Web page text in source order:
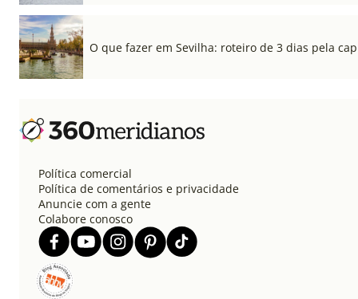
O que fazer em Sevilha: roteiro de 3 dias pela
Política comercial
Política de comentários e privacidade
Anuncie com a gente
Colabore conosco